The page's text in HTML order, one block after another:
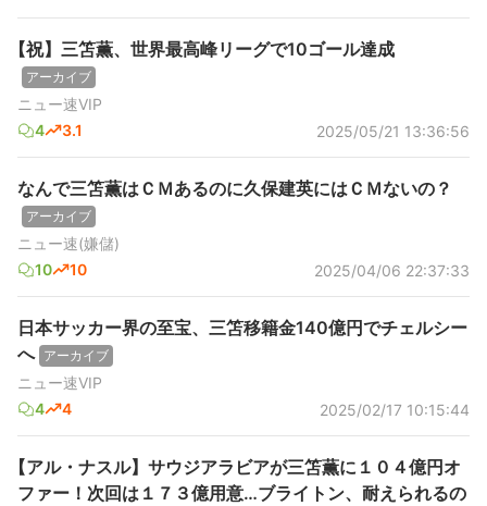
【祝】三笘薫、世界最高峰リーグで10ゴール達成
アーカイブ
ニュー速VIP
4
3.1 2025/05/21 13:36:56
なんで三笘薫はＣＭあるのに久保建英にはＣＭないの？
アーカイブ
ニュー速(嫌儲)
10
10 2025/04/06 22:37:33
日本サッカー界の至宝、三笘移籍金140億円でチェルシー
へ アーカイブ
ニュー速VIP
4
4 2025/02/17 10:15:44
【アル・ナスル】サウジアラビアが三笘薫に１０４億円オ
ファー！次回は１７３億用意…ブライトン、耐えられるの